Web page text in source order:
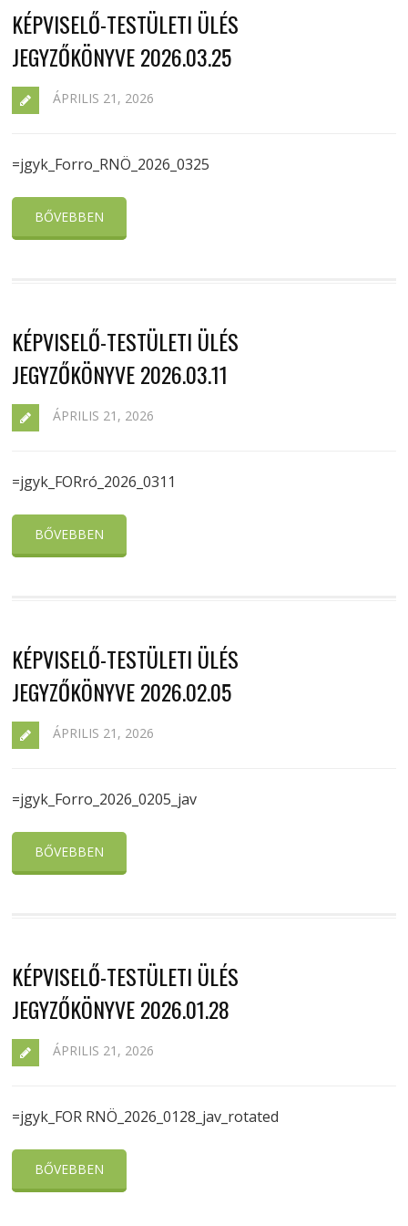
KÉPVISELŐ-TESTÜLETI ÜLÉS
JEGYZŐKÖNYVE 2026.03.25
ÁPRILIS 21, 2026
=jgyk_Forro_RNÖ_2026_0325
BŐVEBBEN
KÉPVISELŐ-TESTÜLETI ÜLÉS
JEGYZŐKÖNYVE 2026.03.11
ÁPRILIS 21, 2026
=jgyk_FORró_2026_0311
BŐVEBBEN
KÉPVISELŐ-TESTÜLETI ÜLÉS
JEGYZŐKÖNYVE 2026.02.05
ÁPRILIS 21, 2026
=jgyk_Forro_2026_0205_jav
BŐVEBBEN
KÉPVISELŐ-TESTÜLETI ÜLÉS
JEGYZŐKÖNYVE 2026.01.28
ÁPRILIS 21, 2026
=jgyk_FOR RNÖ_2026_0128_jav_rotated
BŐVEBBEN